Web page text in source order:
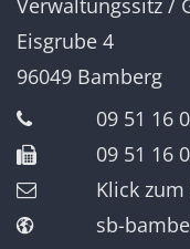
Verwaltungssitz /
Eisgrube 4
96049 Bamberg
09 51 16
09 51 16
Klick
sb-